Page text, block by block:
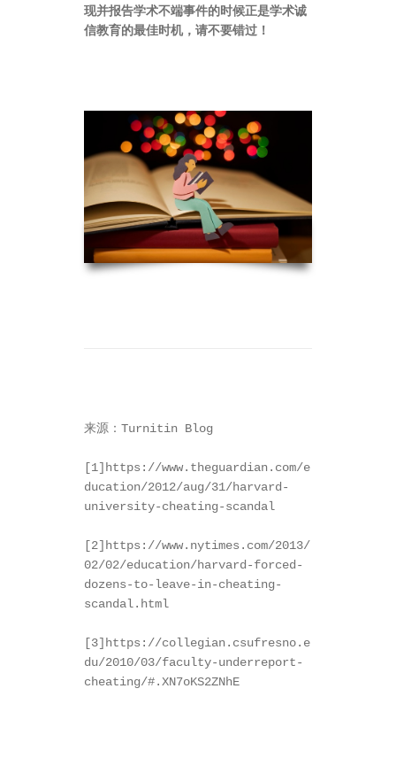
现并报告学术不端事件的时候正是学术诚
信教育的最佳时机，请不要错过！
来源：Turnitin Blog
[1]https://www.theguardian.com/e
ducation/2012/aug/31/harvard-
university-cheating-scandal
[2]https://www.nytimes.com/2013/
02/02/education/harvard-forced-
dozens-to-leave-in-cheating-
scandal.html
[3]https://collegian.csufresno.e
du/2010/03/faculty-underreport-
cheating/#.XN7oKS2ZNhE